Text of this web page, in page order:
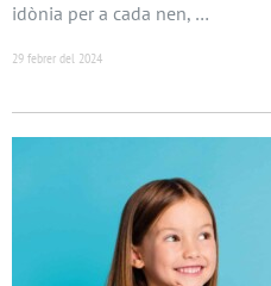
idònia per a cada nen, …
29 febrer del 2024